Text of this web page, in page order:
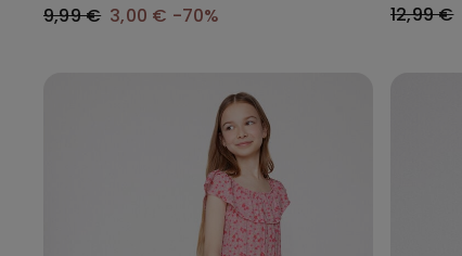
9,99 € 3,00 € -70% 12,99 €